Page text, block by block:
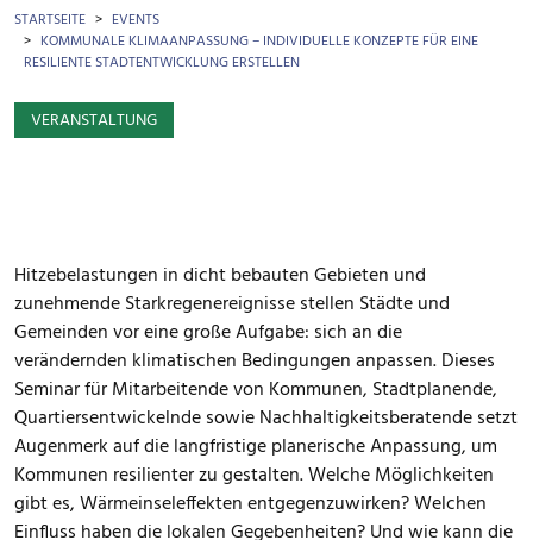
BROTKRÜMEL
STARTSEITE
EVENTS
KOMMUNALE KLIMAANPASSUNG – INDIVIDUELLE KONZEPTE FÜR EINE
RESILIENTE STADTENTWICKLUNG ERSTELLEN
VERANSTALTUNG
Hitzebelastungen in dicht bebauten Gebieten und
zunehmende Starkregenereignisse stellen Städte und
Gemeinden vor eine große Aufgabe: sich an die
verändernden klimatischen Bedingungen anpassen. Dieses
Seminar für Mitarbeitende von Kommunen, Stadtplanende,
Quartiersentwickelnde sowie Nachhaltigkeitsberatende setzt
Augenmerk auf die langfristige planerische Anpassung, um
Kommunen resilienter zu gestalten. Welche Möglichkeiten
gibt es, Wärmeinseleffekten entgegenzuwirken? Welchen
Einfluss haben die lokalen Gegebenheiten? Und wie kann die